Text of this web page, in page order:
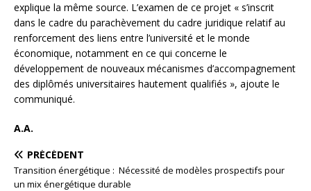
explique la même source. L’examen de ce projet « s’inscrit
dans le cadre du parachèvement du cadre juridique relatif au
renforcement des liens entre l’université et le monde
économique, notamment en ce qui concerne le
développement de nouveaux mécanismes d’accompagnement
des diplômés universitaires hautement qualifiés », ajoute le
communiqué.
A.A.
PRÉCÉDENT
Transition énergétique : Nécessité de modèles prospectifs pour
un mix énergétique durable